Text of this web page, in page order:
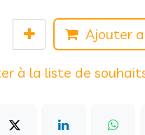
Ajouter
à la liste de